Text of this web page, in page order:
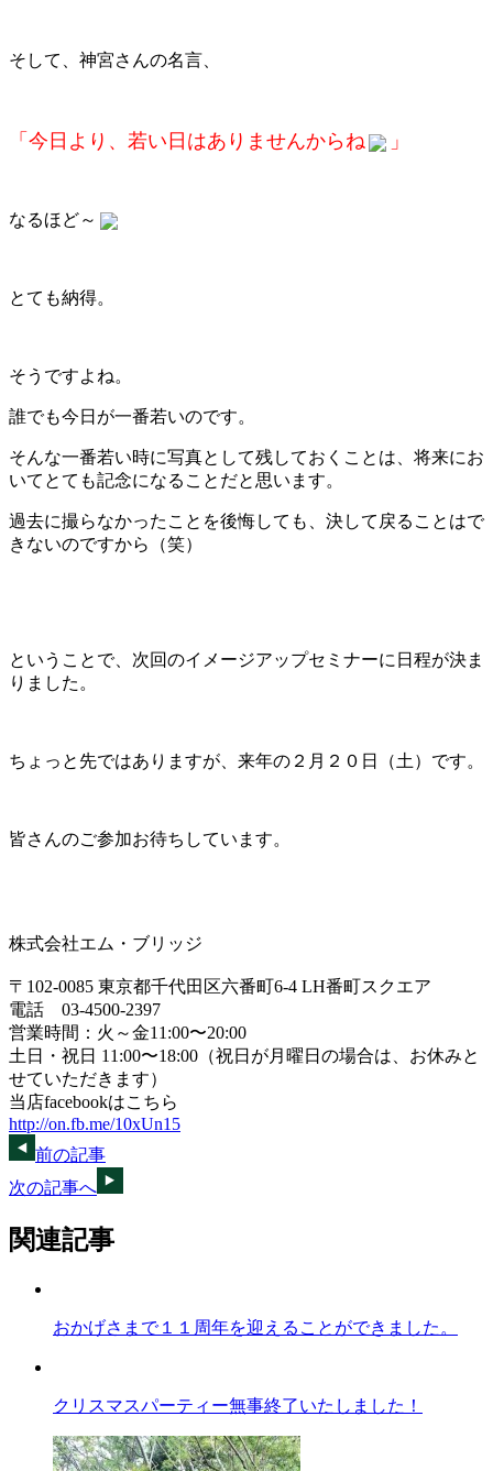
そして、神宮さんの名言、
「今日より、若い日はありませんからね 」
なるほど～
とても納得。
そうですよね。
誰でも今日が一番若いのです。
そんな一番若い時に写真として残しておくことは、将来にお
いてとても記念になることだと思います。
過去に撮らなかったことを後悔しても、決して戻ることはで
きないのですから（笑）
ということで、次回のイメージアップセミナーに日程が決ま
りました。
ちょっと先ではありますが、来年の２月２０日（土）です。
皆さんのご参加お待ちしています。
株式会社エム・ブリッジ
〒102-0085 東京都千代田区六番町6-4 LH番町スクエア
電話 03-4500-2397
営業時間：火～金11:00〜20:00
土日・祝日 11:00〜18:00（祝日が月曜日の場合は、お休みと
せていただきます）
当店facebookはこちら
http://on.fb.me/10xUn15
前の記事
次の記事へ
関連記事
おかげさまで１１周年を迎えることができました。
クリスマスパーティー無事終了いたしました！